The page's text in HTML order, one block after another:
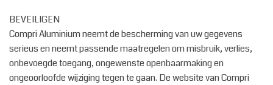
BEVEILIGEN
Compri Aluminium neemt de bescherming van uw gegevens
serieus en neemt passende maatregelen om misbruik, verlies,
onbevoegde toegang, ongewenste openbaarmaking en
ongeoorloofde wijziging tegen te gaan. De website van Compri